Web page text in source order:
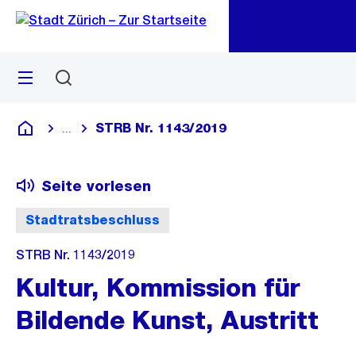
Navigation
Sprunglink
Menü
Deutsch
Blende alle Breadcrumbs ein
STRB Nr. 1143/2019
Stadtratsbeschluss
Seite vorlesen
STRB Nr. 1143/2019
Kultur, Kommission für
Bildende Kunst, Austritt